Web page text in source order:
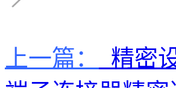
上一篇：
精密